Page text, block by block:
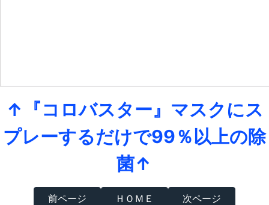
↑『コロバスター』マスクにス
プレーするだけで99％以上の除
菌↑
前ページ ＨＯＭＥ 次ページ